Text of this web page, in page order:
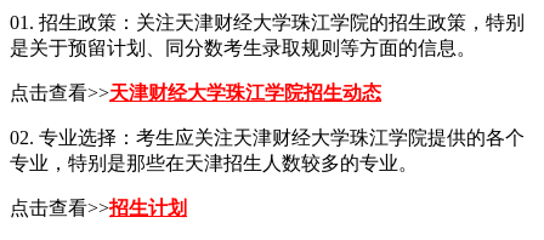
01. 招生政策：关注天津财经大学珠江学院的招生政策，特别
是关于预留计划、同分数考生录取规则等方面的信息。
点击查看>>天津财经大学珠江学院招生动态
02. 专业选择：考生应关注天津财经大学珠江学院提供的各个
专业，特别是那些在天津招生人数较多的专业。
点击查看>>招生计划